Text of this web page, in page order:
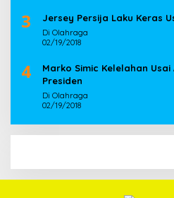
3 Jersey Persija Laku Keras
Di Olahraga
02/19/2018
4
Marko Simic Kelelahan
Presiden
Di Olahraga
02/19/2018